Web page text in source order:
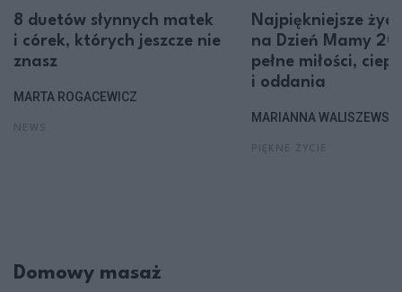
8 duetów słynnych matek
i córek, których jeszcze nie
znasz
MARTA ROGACEWICZ
Najpiękniejsze
na Dzień Mamy
pełne miłości,
i oddania
MARIANNA
Domowy masaż